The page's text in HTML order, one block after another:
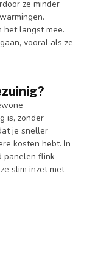
ze minder
het langst mee.
vooral als ze
is, zonder
je sneller
kosten hebt. In
panelen flink
slim inzet met